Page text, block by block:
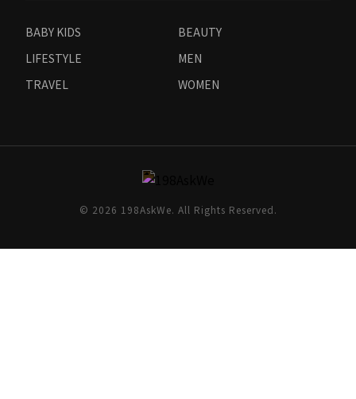
BABY KIDS
BEAUTY
LIFESTYLE
MEN
TRAVEL
WOMEN
© 2026 198AskWe. All Rights Reserved.